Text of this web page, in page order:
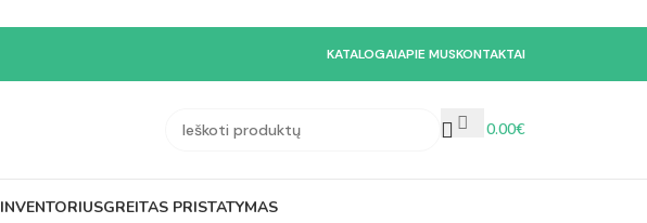
KATALOGAIAPIE MUSKONTAKTAI
0.00€
GREITAS PRISTATYMAS